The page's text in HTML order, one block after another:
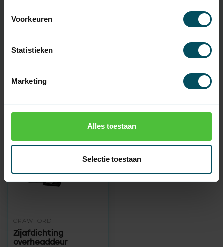
Voorkeuren
Statistieken
Marketing
Alles toestaan
Selectie toestaan
CRAWFORD
Zijafdichting
overheaddeur